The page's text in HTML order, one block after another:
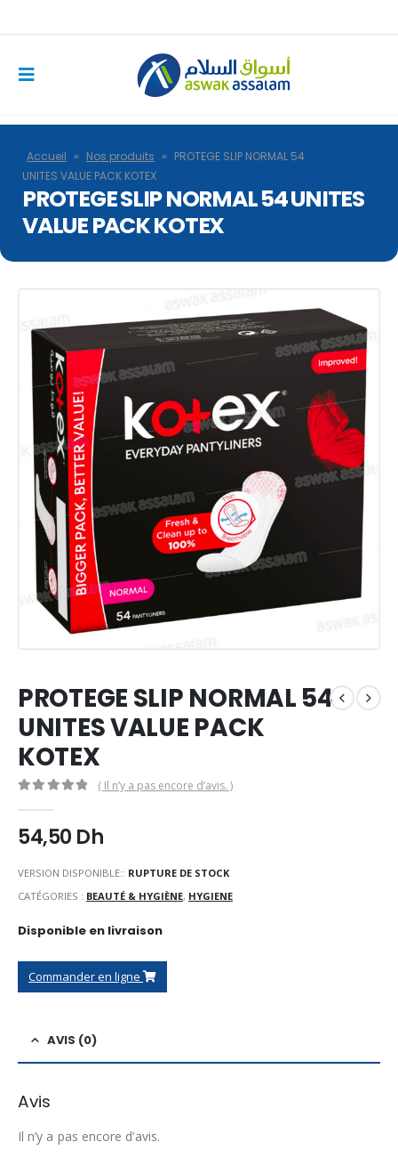
Accueil » Nos produits » PROTEGE SLIP NORMAL 54
UNITES VALUE PACK KOTEX
PROTEGE SLIP NORMAL 54 UNITES
VALUE PACK KOTEX
PROTEGE SLIP NORMAL 54
UNITES VALUE PACK
KOTEX
( Il n’y a pas encore d’avis. )
54,50 Dh
VERSION DISPONIBLE:: RUPTURE DE STOCK
CATÉGORIES : BEAUTÉ & HYGIÈNE, HYGIENE
Disponible en livraison
Commander en ligne
AVIS (0)
Avis
Il n’y a pas encore d’avis.